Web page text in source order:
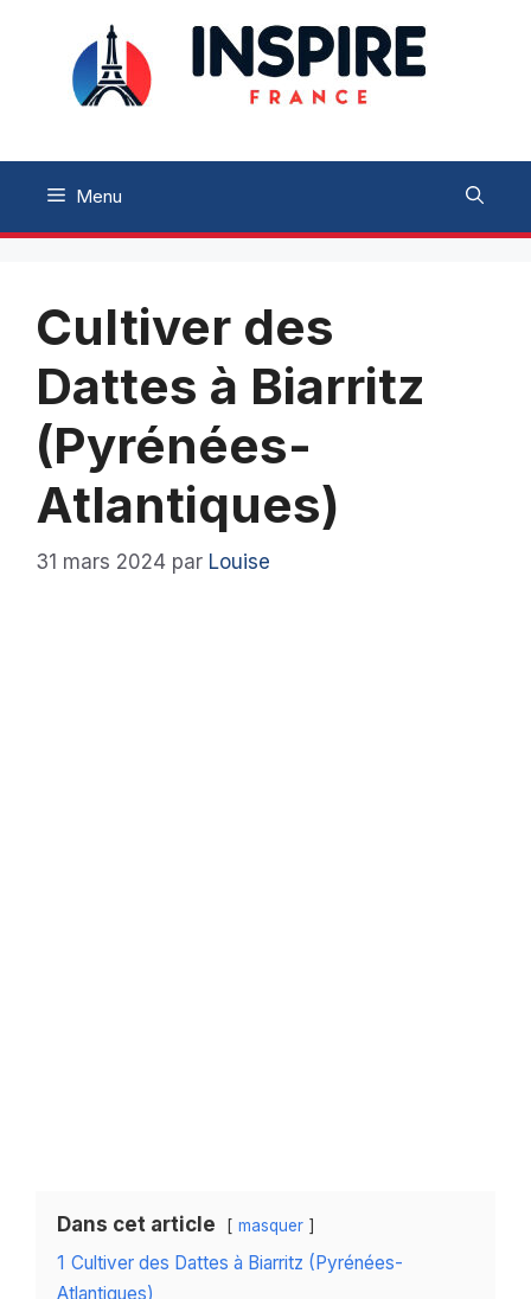
contenu
Menu
Cultiver des
Dattes à Biarritz
(Pyrénées-
Atlantiques)
31 mars 2024 par Louise
Dans cet article masquer
1 Cultiver des Dattes à Biarritz (Pyrénées-
Atlantiques)